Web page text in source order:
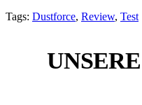
Tags: Dustforce, Review, Test